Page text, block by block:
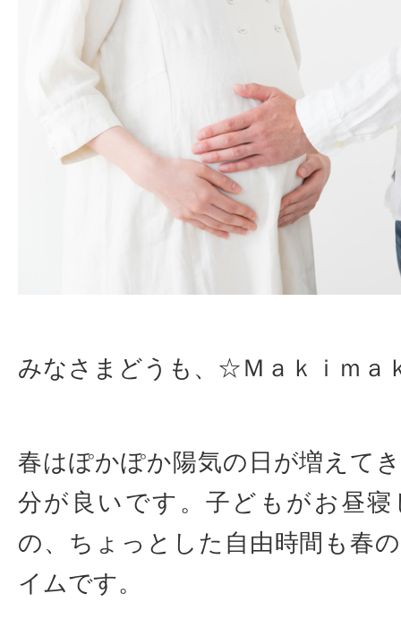
みなさまどうも、☆Ｍａｋｉｍａ
春はぽかぽか陽気の日が増えて
分が良いです。子どもがお昼
の、ちょっとした自由時間も春
イムです。